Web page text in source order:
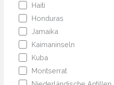
Haiti
Honduras
Jamaika
Kaimaninseln
Kuba
Montserrat